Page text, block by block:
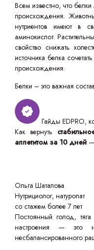
Всем известно, что белки
происхождения.
нутриентов имеют в
аминокислот.
свойство снижать
источника белка
происхождения.
Белки – это важная
Гайды EDPRO,
Как вернуть
аппетитом за 10 дней
Ольга Шаталова
Нутрициолог, натуропат
со стажем более 7 лет
Постоянный голод,
настроения — это
несбалансированного